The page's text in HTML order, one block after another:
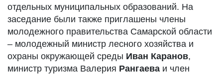
отдельных муниципальных образований. На
заседание были также приглашены члены
молодежного правительства Самарской области
– молодежный министр лесного хозяйства и
охраны окружающей среды Иван Каранов,
министр туризма Валерия Рангаева и член